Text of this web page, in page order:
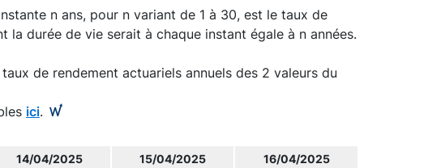
n ans, pour n variant de 1 à 30, est le taux de
durée de vie serait à chaque instant égale à n années.
de rendement actuariels annuels des 2 valeurs du
ici.
14/04/2025 15/04/2025 16/04/2025